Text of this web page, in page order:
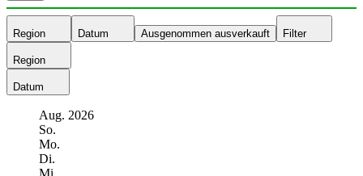
Region Datum Ausgenommen ausverkauft Filter
Region
Datum
Aug. 2026
So.
Mo.
Di.
Mi.